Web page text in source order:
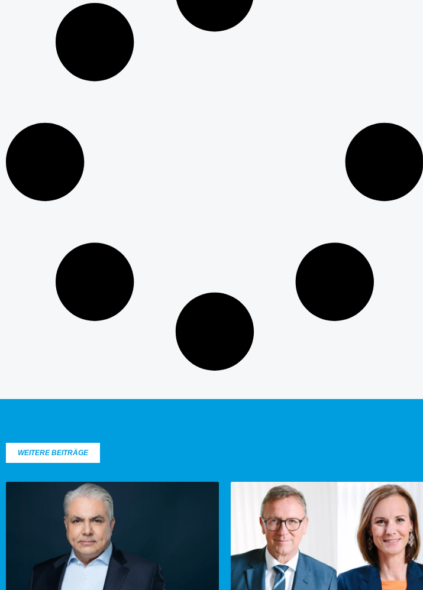
WEITERE BEITRÄGE